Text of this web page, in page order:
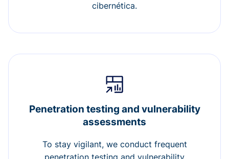
cibernética.
Penetration testing and vulnerability
assessments
To stay vigilant, we conduct frequent
penetration testing and vulnerability